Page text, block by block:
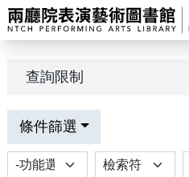
查詢限制
條件篩選
功能選項 排序